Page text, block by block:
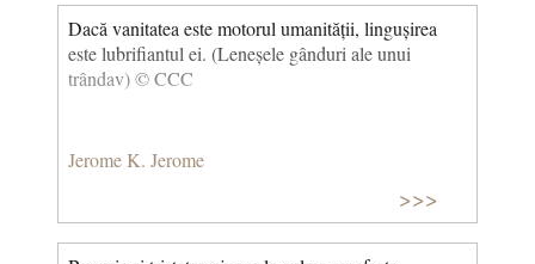
Dacă vanitatea este motorul umanității, lingușirea
este lubrifiantul ei. (Leneșele gânduri ale unui
trândav) © CCC
Jerome K. Jerome
>>>